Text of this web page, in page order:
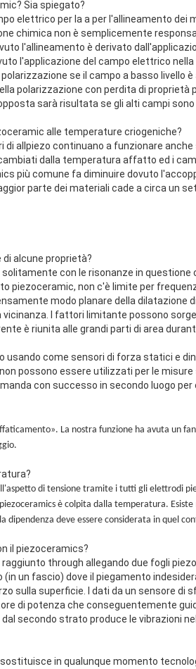
Sia spiegato?
elettrico per la a per l'allineamento dei
chimica non è semplicemente
l'allineamento è derivato
l'applicazione del campo elettrico
se il campo a basso livello
polarizzazione con perdita di proprietà
sarà risultata se gli alti campi
alle temperature criogeniche?
di allpiezo continuano a funzionare
dalla temperatura affatto ed i
più comune fa diminuire dovuto
parte dei materiali cade a circa un
alcune proprietà?
con le risonanze in
piezoceramic, non c'è limite per
modo planare della dilatazione
I fattori limitante possono
è riunita alle grandi parti di area
usando come sensori di forza statici e
possono essere utilizzati per le
con successo in secondo luogo per
La nostra funzione ha avuta un
di tensione tramite i tutti gli elettrodi
è colpita dalla temperatura. Esiste
deve essere considerata in quel
il piezoceramics?
through allegando due fogli
un fascio) dove il piegamento
sulla superficie. I dati da un sensore di
di potenza che conseguentemente
secondo strato produce le vibrazioni
in qualunque momento